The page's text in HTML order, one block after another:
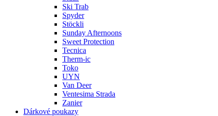
Ski Trab
Spyder
Stöckli
Sunday Afternoons
Sweet Protection
Tecnica
Therm-ic
Toko
UYN
Van Deer
Ventesima Strada
Zanier
Dárkové poukazy